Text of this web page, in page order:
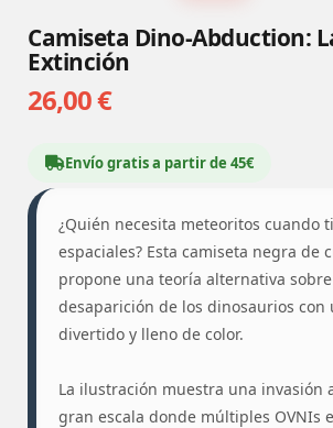
Camiseta Dino-Abduction:
Extinción
26,00 €
Envío gratis a partir de 45€
¿Quién necesita meteoritos cuando
espaciales? Esta camiseta negra de
propone una teoría alternativa
desaparición de los dinosaurios con
divertido y lleno de color.
La ilustración muestra una invasión
gran escala donde múltiples OVNIs